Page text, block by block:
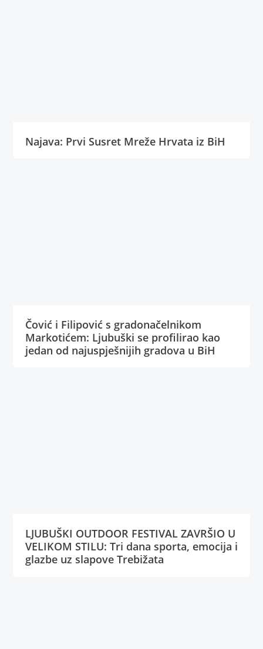
Najava: Prvi Susret Mreže Hrvata iz BiH
Čović i Filipović s gradonačelnikom
Markotićem: Ljubuški se profilirao kao
jedan od najuspješnijih gradova u BiH
LJUBUŠKI OUTDOOR FESTIVAL ZAVRŠIO U
VELIKOM STILU: Tri dana sporta, emocija i
glazbe uz slapove Trebižata